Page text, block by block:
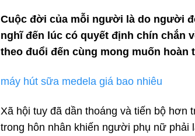
Cuộc đời của mỗi người là do người
nghĩ đến lúc có quyết định chín chắn
theo đuổi đến cùng mong muốn hoàn
máy hút sữa medela giá bao nhiêu
Xã hội tuy đã dần thoáng và tiến bộ hơn
trong hôn nhân khiến người phụ nữ phải